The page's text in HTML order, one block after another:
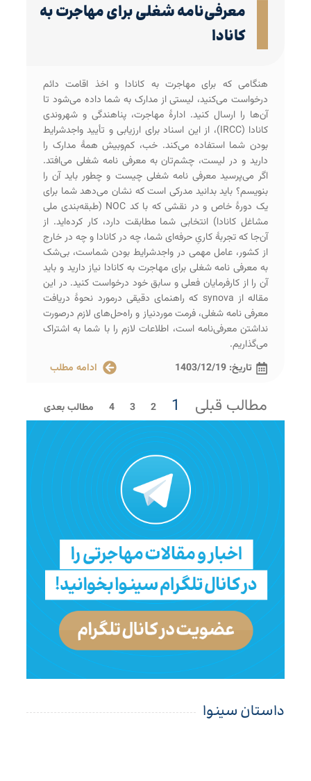
معرفی‌‌نامه شغلی برای مهاجرت به
کانادا
هنگامی که برای مهاجرت به کانادا و اخذ اقامت دائم
درخواست می‌کنید، لیستی از مدارک به شما داده می‌شود تا
آن‌ها را ارسال کنید. ادارۀ مهاجرت، پناهندگی و شهروندی
کانادا (IRCC)، از این اسناد برای ارزیابی و تأیید واجد‌شرایط
بودن شما استفاده می‌کند. خب، کم‌و‌بیش همۀ مدارک را
دارید و در لیست، چشم‌تان به معرفی نامه شغلی می‌افتد.
اگر می‌پرسید معرفی‌ نامه شغلی چیست و چطور باید آن را
بنویسم؟ باید بدانید مدرکی است که نشان می‌دهد شما برای
یک دورۀ خاص و در نقشی که با کد NOC (طبقه‌بندی ملی
مشاغل کانادا) انتخابی شما مطابقت دارد، کار کرده‌اید. از
آن‌جا که تجربۀ کاریِ حرفه‌ای شما، چه در کانادا و چه در خارج
از کشور، عامل مهمی در واجد‌شرایط بودن شماست، بی‌شک
به معرفی‌ نامه شغلی برای مهاجرت به کانادا نیاز دارید و باید
آن را از کارفرمایان فعلی و سابق خود درخواست کنید. در این
مقاله از synova که راهنمای دقیقی درمورد نحوۀ دریافت
معرفی‌ نامه شغلی، فرمت موردنیاز و راه‌حل‌های لازم درصورت
نداشتن معرفی‌نامه است، اطلاعات لازم را با شما به اشتراک
می‌گذاریم.
تاریخ: 1403/12/19 ادامه مطلب
مطالب قبلی 1
2
3
4 مطالب بعدی
داستان سینوا